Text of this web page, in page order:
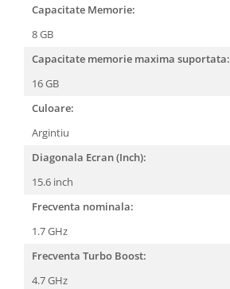
Capacitate Memorie:
8 GB
Capacitate memorie maxima suportata:
16 GB
Culoare:
Argintiu
Diagonala Ecran (Inch):
15.6 inch
Frecventa nominala:
1.7 GHz
Frecventa Turbo Boost:
4.7 GHz